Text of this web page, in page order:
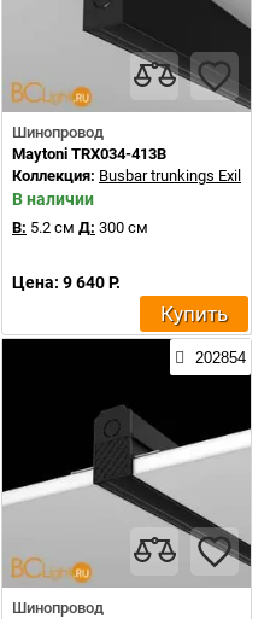
Шинопровод
Maytoni TRX034-413B
Коллекция: Busbar trunkings Exility
В наличии
В: 5.2 см Д: 300 см
Цена: 9 640 Р.
Купить
202854
Шинопровод